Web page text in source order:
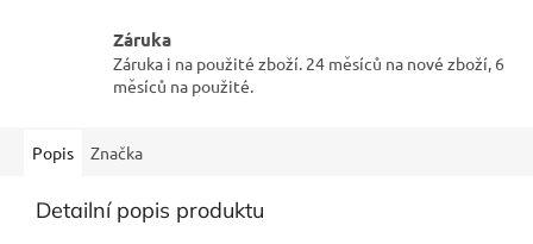
Záruka
Záruka i na použité zboží. 24 měsíců na nové zboží, 6
měsíců na použité.
Popis Značka
Detailní popis produktu